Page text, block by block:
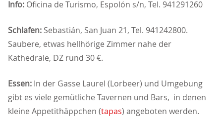
Info: Oficina de Turismo, Espolón s/n, Tel. 941291260
Schlafen: Sebastián, San Juan 21, Tel. 941242800.
Saubere, etwas hellhörige Zimmer nahe der
Kathedrale, DZ rund 30 €.
Essen: In der Gasse Laurel (Lorbeer) und Umgebung
gibt es viele gemütliche Tavernen und Bars, in denen
kleine Appetithäppchen (tapas) angeboten werden.